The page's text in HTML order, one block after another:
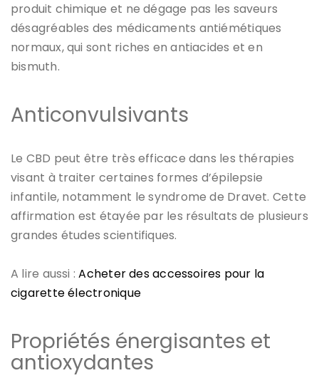
produit chimique et ne dégage pas les saveurs
désagréables des médicaments antiémétiques
normaux, qui sont riches en antiacides et en
bismuth.
Anticonvulsivants
Le CBD peut être très efficace dans les thérapies
visant à traiter certaines formes d’épilepsie
infantile, notamment le syndrome de Dravet. Cette
affirmation est étayée par les résultats de plusieurs
grandes études scientifiques.
A lire aussi :Acheter des accessoires pour la
cigarette électronique
Propriétés énergisantes et
antioxydantes